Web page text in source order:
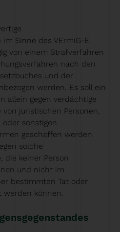
im Sinne des VErmiG-E
von einem Strafverfahren
nach den
und der
werden. Es soll ein
allein gegen verdächtige
von juristischen Personen,
oder sonstigen
geschaffen werden.
solche
die keiner Person
und nicht im
bestimmten Tat oder
werden können.